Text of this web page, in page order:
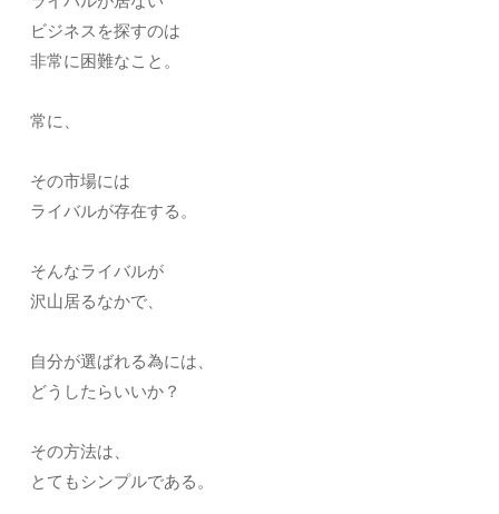
ビジネスを探すのは
非常に困難なこと。
常に、
その市場には
ライバルが存在する。
そんなライバルが
沢山居るなかで、
自分が選ばれる為には、
どうしたらいいか？
その方法は、
とてもシンプルである。